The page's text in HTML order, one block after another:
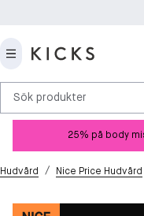
Sök produkter
25% på body
Hudvård / Nice Price Hudvård